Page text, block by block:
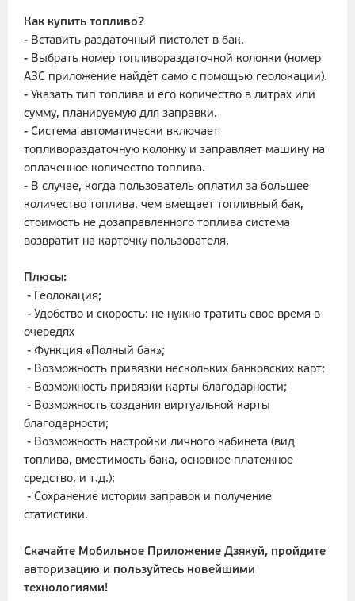
Как купить топливо?
- Вставить раздаточный пистолет в бак.
- Выбрать номер топливораздаточной колонки (номер
АЗС приложение найдёт само с помощью геолокации).
- Указать тип топлива и его количество в литрах или
сумму, планируемую для заправки.
- Система автоматически включает
топливораздаточную колонку и заправляет машину на
оплаченное количество топлива.
- В случае, когда пользователь оплатил за большее
количество топлива, чем вмещает топливный бак,
стоимость не дозаправленного топлива система
возвратит на карточку пользователя.
Плюсы:
- Геолокация;
- Удобство и скорость: не нужно тратить свое время в
очередях
- Функция «Полный бак»;
- Возможность привязки нескольких банковских карт;
- Возможность привязки карты благодарности;
- Возможность создания виртуальной карты
благодарности;
- Возможность настройки личного кабинета (вид
топлива, вместимость бака, основное платежное
средство, и т.д.);
- Сохранение истории заправок и получение
статистики.
Скачайте Мобильное Приложение Дзякуй, пройдите
авторизацию и пользуйтесь новейшими
технологиями!